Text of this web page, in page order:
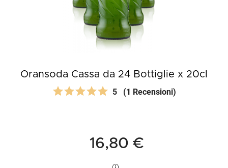
Oransoda Cassa da 24 Bottiglie x 20cl
5 (1 Recensioni)
16,80 €